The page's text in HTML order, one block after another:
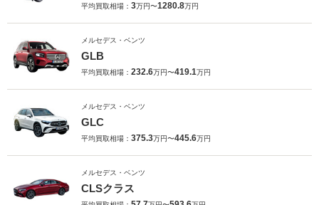
平均買取相場： 3万円〜1280.8万円
メルセデス・ベンツ
GLB
平均買取相場： 232.6万円〜419.1万円
メルセデス・ベンツ
GLC
平均買取相場： 375.3万円〜445.6万円
メルセデス・ベンツ
CLSクラス